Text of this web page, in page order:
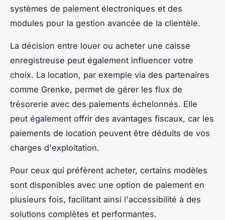
systèmes de paiement électroniques et des
modules pour la gestion avancée de la clientèle.
La décision entre louer ou acheter une caisse
enregistreuse peut également influencer votre
choix. La location, par exemple via des partenaires
comme Grenke, permet de gérer les flux de
trésorerie avec des paiements échelonnés. Elle
peut également offrir des avantages fiscaux, car les
paiements de location peuvent être déduits de vos
charges d'exploitation.
Pour ceux qui préfèrent acheter, certains modèles
sont disponibles avec une option de paiement en
plusieurs fois, facilitant ainsi l'accessibilité à des
solutions complètes et performantes.